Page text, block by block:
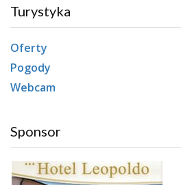
Turystyka
Oferty
Pogody
Webcam
Sponsor